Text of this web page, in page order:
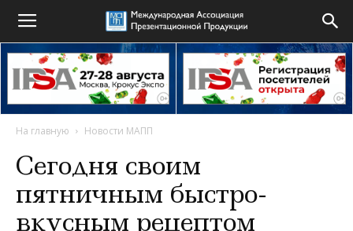
На главную Новости МАПП
Сегодня своим
пятничным быстро-
вкусным рецептом